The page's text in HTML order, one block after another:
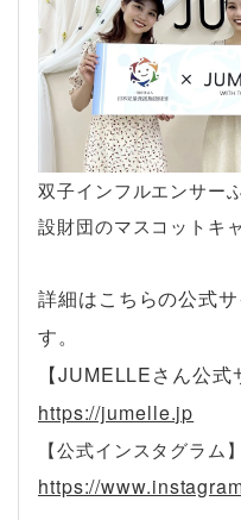
双子インフルエンサー
設財団のマスコットキ
詳細はこちらの公式
す。
【JUMELLEさん公式
https://jumelle.jp
【公式インスタグラム】
https://